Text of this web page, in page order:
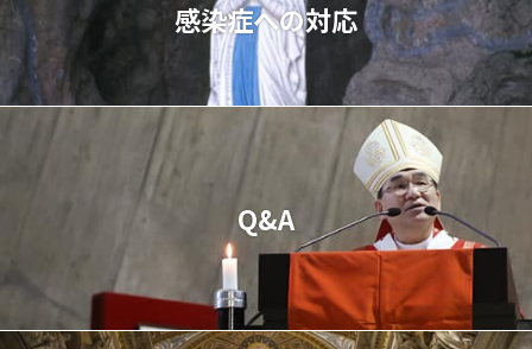
感染症への対応
Q&A